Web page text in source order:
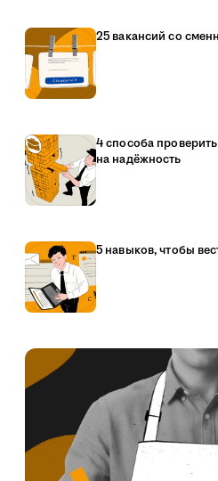
25 вакансий со
4 способа
на надёжность
5 навыков, чтобы